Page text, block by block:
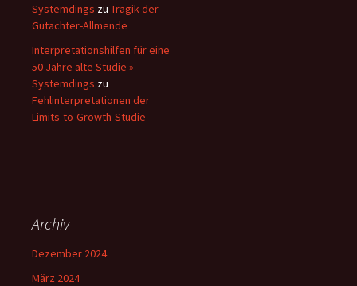
Systemdings zu Tragik der
Gutachter-Allmende
Interpretationshilfen für eine
50 Jahre alte Studie »
Systemdings zu
Fehlinterpretationen der
Limits-to-Growth-Studie
Archiv
Dezember 2024
März 2024